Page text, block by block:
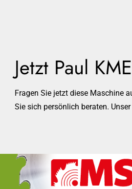
Jetzt Paul
Fragen Sie jetzt diese Maschine
Sie sich persönlich beraten.